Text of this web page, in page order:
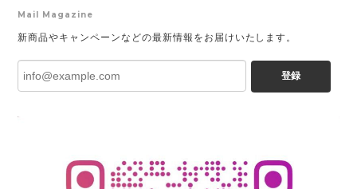
Mail Magazine
新商品やキャンペーンなどの最新情報をお届けいたします。
登録